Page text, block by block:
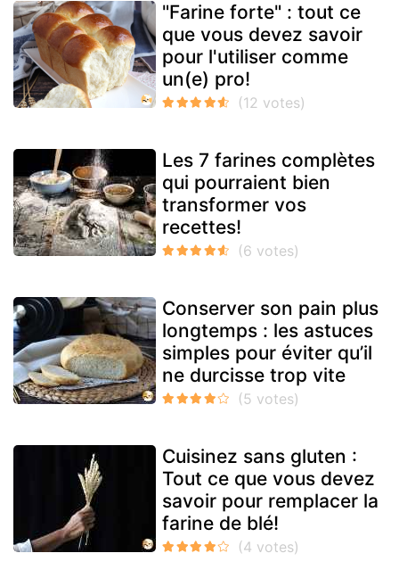
"Farine forte" : tout ce
que vous devez savoir
pour l'utiliser comme
un(e) pro!
Les 7 farines complètes
qui pourraient bien
transformer vos
recettes!
Conserver son pain plus
longtemps : les astuces
simples pour éviter qu’il
ne durcisse trop vite
Cuisinez sans gluten :
Tout ce que vous devez
savoir pour remplacer la
farine de blé!